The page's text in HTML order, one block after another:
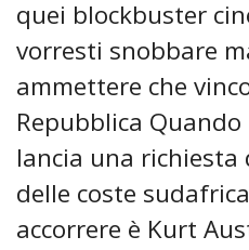
quei blockbuster
vorresti snobbare
ammettere che
Repubblica
lancia una richiesta
delle coste
accorrere è Kurt